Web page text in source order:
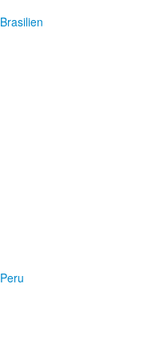
Brasilien
Peru